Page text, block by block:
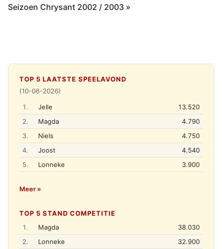
Seizoen Chrysant 2002 / 2003 »
TOP 5 LAATSTE SPEELAVOND
(10-06-2026)
1.
Jelle
13.520
2.
Magda
4.790
3.
Niels
4.750
4.
Joost
4.540
5.
Lonneke 3.900
Meer »
TOP 5 STAND COMPETITIE
1.
Magda
38.030
2.
Lonneke 32.900